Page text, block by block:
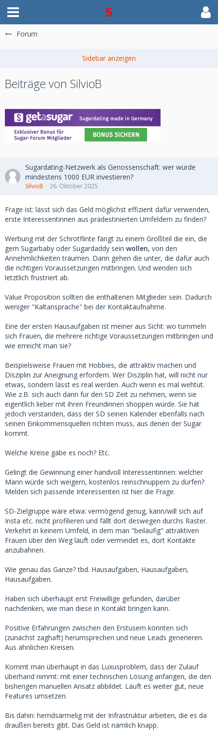
Forum
Beiträge von SilvioB
Sugardating-Netzwerk als Genossenschaft: wer würde
mindestens 1000 EUR investieren?
SilvioB 26. Oktober 2025
Frage ist: lässt sich das Geld möglichst effizient dafür verwenden,
erste Interessentinnen aus prädestinierten Umfeldern zu finden?
Werbung mit der Schrotflinte fängt zu einem Großteil die ein, die
gern Sugarbaby oder Sugardaddy sein wollen, von den
Annehmlichkeiten träumen. Darin gehen die unter, die dafür auch
die richtigen Voraussetzungen mitbringen. Und wenden sich
letztlich frustriert ab.
Value Proposition sollten die enthaltenen Mitglieder sein. Dadurch
weniger "Kaltansprache" bei der Kontaktaufnahme.
Eine der ersten Hausaufgaben ist meiner aus Sicht: wo tummeln
sich Frauen, die mehrere richtige Voraussetzungen mitbringen und
wie erreicht man sie?
Beispielsweise Frauen mit Hobbies, die attraktiv machen und
Disziplin zur Aneignung erfordern. Wer Disziplin hat, will nicht nur
etwas, sondern lässt es real werden. Auch wenn es mal wehtut.
Wie z.B. sich auch dann für den SD Zeit zu nehmen, wenn sie
eigentlich lieber mit ihren Freundinnen shoppen würde. Sie hat
jedoch verstanden, dass der SD seinen Kalender ebenfalls nach
seinen Einkommensquellen richten muss, aus denen der Sugar
kommt.
Welche Kreise gäbe es noch? Etc.
Gelingt die Gewinnung einer handvoll Interessentinnen: welcher
Mann würde sich weigern, kostenlos reinschnuppern zu dürfen?
Melden sich passende Interessenten ist hier die Frage.
SD-Zielgruppe wäre etwa: vermögend genug, kann/will sich auf
Insta etc. nicht profilieren und fällt dort deswegen durchs Raster.
Verkehrt in keinem Umfeld, in dem man "beiläufig" attraktiven
Frauen über den Weg läuft oder vermeidet es, dort Kontakte
anzubahnen.
Wie genau das Ganze? tbd. Hausaufgaben, Hausaufgaben,
Hausaufgaben.
Haben sich überhaupt erst Freiwillige gefunden, darüber
nachdenken, wie man diese in Kontakt bringen kann.
Positive Erfahrungen zwischen den Erstusern könnten sich
(zunächst zaghaft) herumsprechen und neue Leads generieren.
Aus ähnlichen Kreisen.
Kommt man überhaupt in das Luxusproblem, dass der Zulauf
überhand nimmt: mit einer technischen Lösung anfangen, die den
bisherigen manuellen Ansatz abbildet. Läuft es weiter gut, neue
Features umsetzen.
Bis dahin: hemdsärmelig mit der Infrastruktur arbeiten, die es da
draußen bereits gibt. Das Geld ist nämlich knapp.